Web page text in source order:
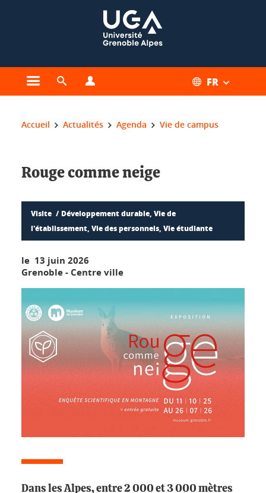
Ouvrir le menu principal
Ouvrir le moteur de recherche FR
Vous êtes ici :
Accueil Actualités Agenda Vie de campus
Rouge comme neige
Visite
Développement durable, Vie de
l'établissement, Vie des personnels, Vie étudiante
le 13 juin 2026
Grenoble - Centre ville
Dans les Alpes, entre 2 000 et 3 000 mètres